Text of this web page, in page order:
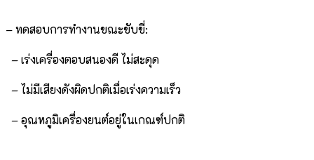
– ทดสอบการทำงานขณะขับขี่:
– เร่งเครื่องตอบสนองดี ไม่สะดุด
– ไม่มีเสียงดังผิดปกติเมื่อเร่งความเร็ว
– อุณหภูมิเครื่องยนต์อยู่ในเกณฑ์ปกติ